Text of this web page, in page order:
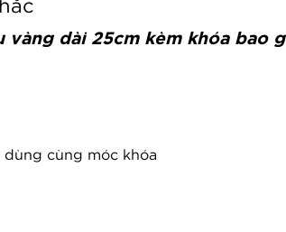
vàng dài 25cm kèm khóa bao
dùng cùng móc khóa